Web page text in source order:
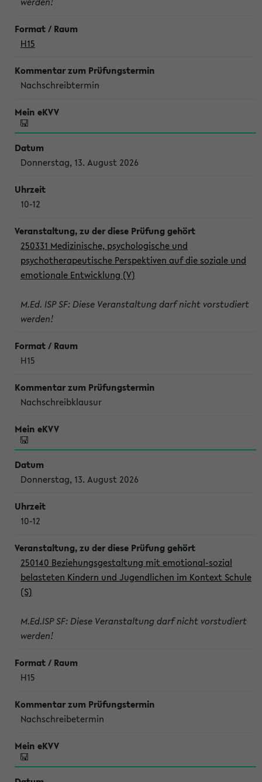
H15
Nachschreibtermin
Donnerstag, 13. August 2026
10-12
250331 Medizinische, psychologische und
psychotherapeutische Perspektiven auf die soziale und
emotionale Entwicklung (V)
M.Ed. ISP SF: Diese Veranstaltung darf nicht vorstudiert
werden!
H15
Nachschreibklausur
Donnerstag, 13. August 2026
10-12
250140 Beziehungsgestaltung mit emotional-sozial
belasteten Kindern und Jugendlichen im Kontext Schule
(S)
M.Ed.ISP SF: Diese Veranstaltung darf nicht vorstudiert
werden!
H15
Nachschreibetermin